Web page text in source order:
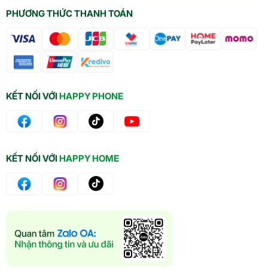
PHƯƠNG THỨC THANH TOÁN
KẾT NỐI VỚIHAPPY PHONE
KẾT NỐI VỚIHAPPY HOME